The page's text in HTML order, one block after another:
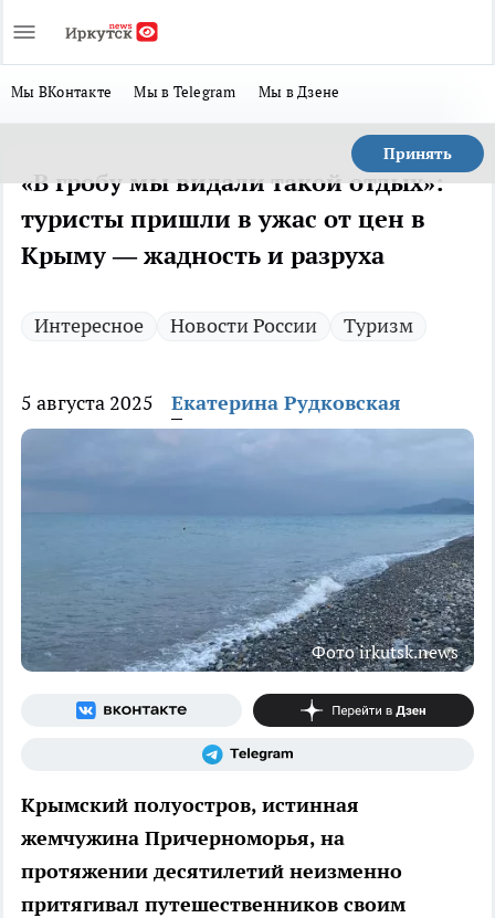
Мы ВКонтакте Мы в Telegram Мы в Дзене
Принять
«В гробу мы видали такой отдых»:
туристы пришли в ужас от цен в
Крыму — жадность и разруха
Интересное Новости России Туризм
5 августа 2025 Екатерина Рудковская
Фото irkutsk.news
Крымский полуостров, истинная
жемчужина Причерноморья, на
протяжении десятилетий неизменно
притягивал путешественников своим